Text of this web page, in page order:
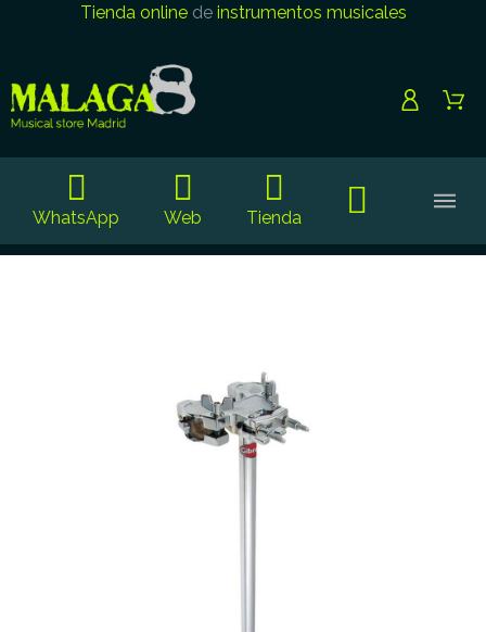
Tienda onlinede instrumentos musicales
WhatsApp Web Tienda